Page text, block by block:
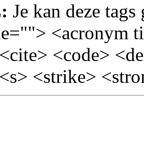
Je kan deze
<acronym
<code>
<strike>